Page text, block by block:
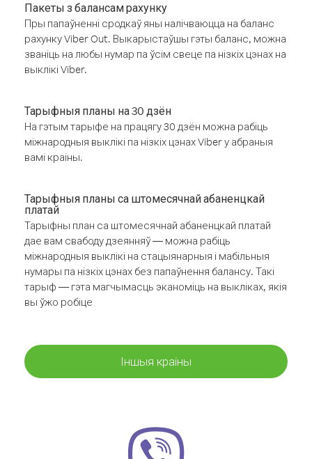
Пакеты з балансам рахунку
Пры папаўненні сродкаў яны налічваюцца на баланс
рахунку Viber Out. Выкарыстаўшы гэты баланс, можна
званіць на любы нумар па ўсім свеце па нізкіх цэнах на
выклікі Viber.
Тарыфныя планы на 30 дзён
На гэтым тарыфе на працягу 30 дзён можна рабіць
міжнародныя выклікі па нізкіх цэнах Viber у абраныя
вамі краіны.
Тарыфныя планы са штомесячнай абаненцкай
платай
Тарыфны план са штомесячнай абаненцкай платай
дае вам свабоду дзеянняў — можна рабіць
міжнародныя выклікі на стацыянарныя і мабільныя
нумары па нізкіх цэнах без папаўнення балансу. Такі
тарыф — гэта магчымасць эканоміць на выкліках, якія
вы ўжо робіце
Іншыя краіны